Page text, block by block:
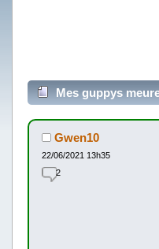
Mes guppys
Gwen10
22/06/2021 13h35
2